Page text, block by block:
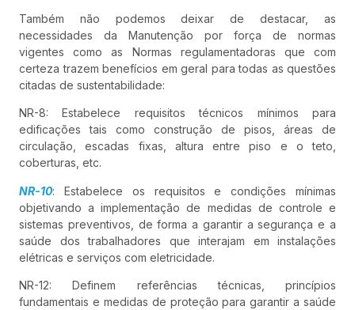
Também não podemos deixar de destacar, as
necessidades da Manutenção por força de normas
vigentes como as Normas regulamentadoras que com
certeza trazem benefícios em geral para todas as questões
citadas de sustentabilidade:
NR-8: Estabelece requisitos técnicos mínimos para
edificações tais como construção de pisos, áreas de
circulação, escadas fixas, altura entre piso e o teto,
coberturas, etc.
NR-10: Estabelece os requisitos e condições mínimas
objetivando a implementação de medidas de controle e
sistemas preventivos, de forma a garantir a segurança e a
saúde dos trabalhadores que interajam em instalações
elétricas e serviços com eletricidade.
NR-12: Definem referências técnicas, princípios
fundamentais e medidas de proteção para garantir a saúde